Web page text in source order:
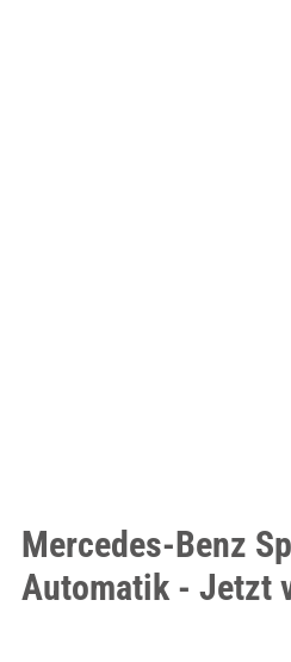
Mercedes-Benz
Automatik - Jetzt